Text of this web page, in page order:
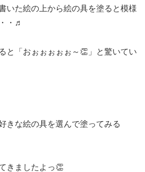
いた絵の上から絵の具を塗ると模様
・♬
と「おぉぉぉぉぉ～👏」と驚いてい
きな絵の具を選んで塗ってみる
きましたよっ👏